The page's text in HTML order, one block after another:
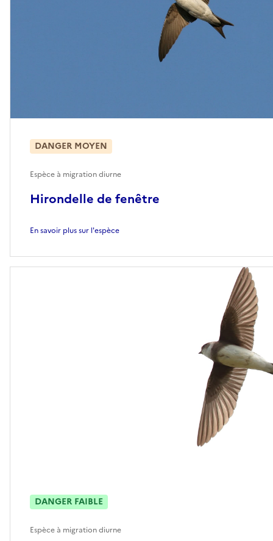
Hirondelle de fenêtre
DANGER MOYEN
Espèce à migration diurne
En savoir plus sur l'espèce
DANGER FAIBLE
Espèce à migration diurne